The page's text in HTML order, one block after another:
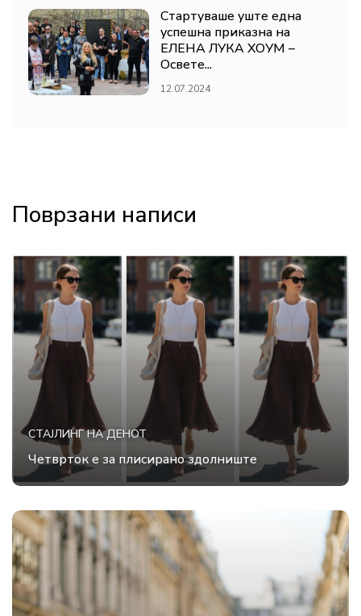
Стартуваше уште една
успешна приказна на
ЕЛЕНА ЛУКА ХОУМ –
Освете...
12.07.2024
Поврзани написи
СТАЈЛИНГ НА ДЕНОТ
Четврток е за плисирано здолниште